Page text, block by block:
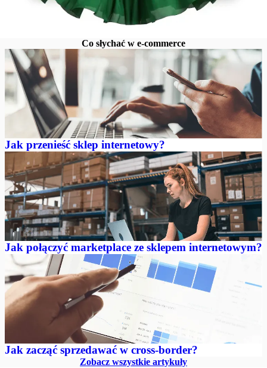
Co słychać w e-commerce
Jak przenieść sklep internetowy?
Jak połączyć marketplace ze sklepem internetowym?
Jak zacząć sprzedawać w cross-border?
Zobacz wszystkie artykuły